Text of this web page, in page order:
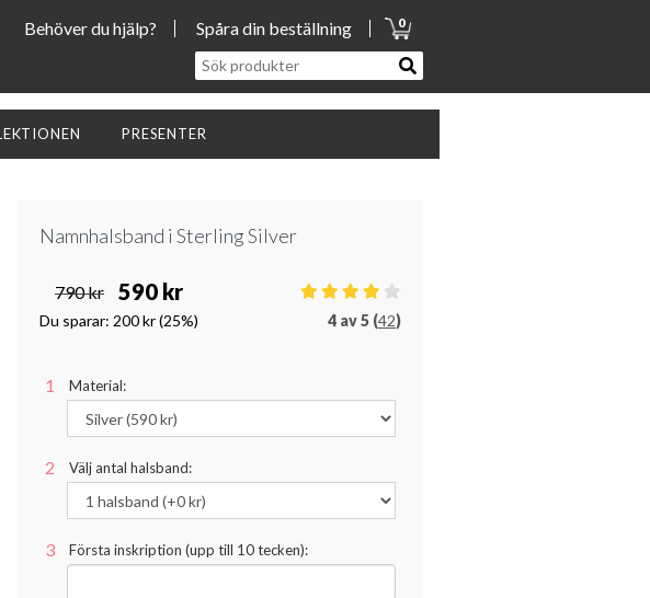
Behöver du hjälp? Spåra din beställning 0
PRESENTER
Namnhalsband i Sterling Silver
790 kr 590 kr
Du sparar: 200 kr(25%) 4 av5 (42)
Material:
Välj antal halsband:
Första inskription (upp till 10 tecken):